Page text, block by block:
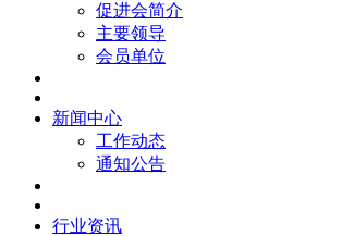
促进会简介
主要领导
会员单位
新闻中心
工作动态
通知公告
行业资讯